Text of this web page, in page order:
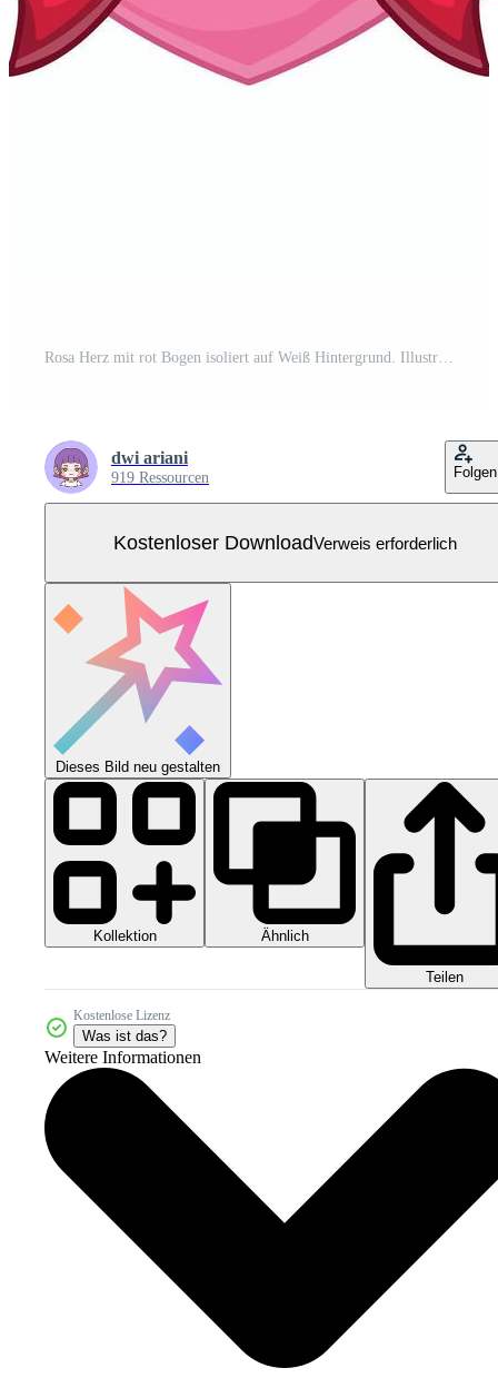
Rosa Herz mit rot Bogen isoliert auf Weiß Hintergrund. Illustration Kostenloser Vektor
dwi ariani
919 Ressourcen Folgen
Kostenloser DownloadVerweis erforderlich
Dieses Bild neu gestalten
Kollektion Ähnlich
Teilen
Kostenlose Lizenz
Was ist das?
Weitere Informationen